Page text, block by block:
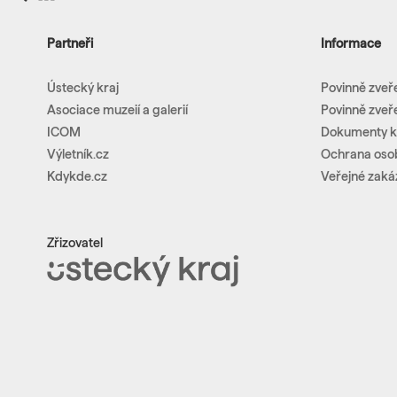
Partneři
Ústecký kraj
Asociace muzeií a galerií
ICOM
Výletník.cz
Kdykde.cz
Zřizovatel
Informace
Povinně
Povinně
Dokumenty
Ochrana
Veřejné